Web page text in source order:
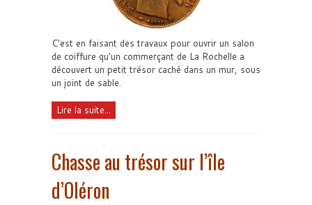
C'est en faisant des travaux pour ouvrir un salon
de coiffure qu'un commerçant de La Rochelle a
découvert un petit trésor caché dans un mur, sous
un joint de sable.
Lire la suite...
Chasse au trésor sur l’île
d’Oléron